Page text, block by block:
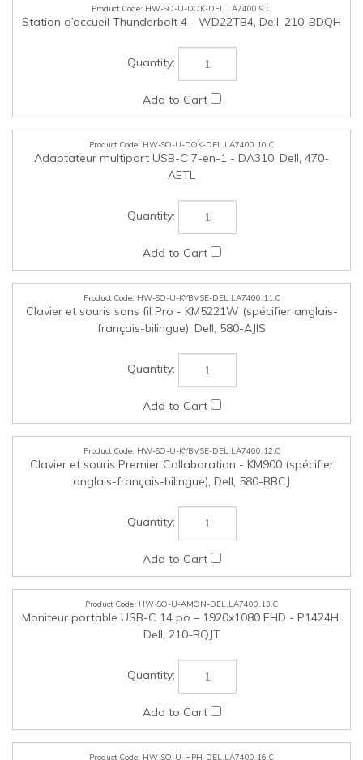
HW-SO-U-DOK-DEL.LA7400.10.C
Adaptateur multiport USB-C 7-en-1 - DA310, Dell, 470-
Clavier et souris sans fil Pro - KM5221W (spécifier anglais-
français-bilingue), Dell, 580-AJIS
HW-SO-U-KYBMSE-DEL.LA7400.12.C
Clavier et souris Premier Collaboration - KM900 (spécifier
anglais-français-bilingue), Dell, 580-BBCJ
Moniteur portable USB-C 14 po – 1920x1080 FHD - P1424H,
Dell, 210-BQJT
Casque avec fil - WH3024 - Certifié Teams, Dell, 520-BBDS
HW-SO-U-HPH-DEL.LA7400.17.C
Casque avec fil, annulation active du bruit - WH5024 -
Certifié Teams, Dell, 520-BBGS